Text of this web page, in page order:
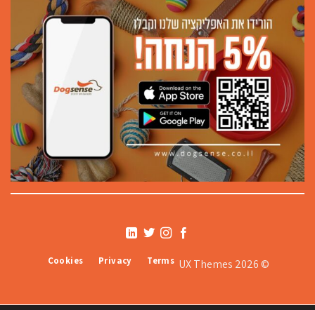
© 2026 UX Themes
Terms
Privacy
Cookies